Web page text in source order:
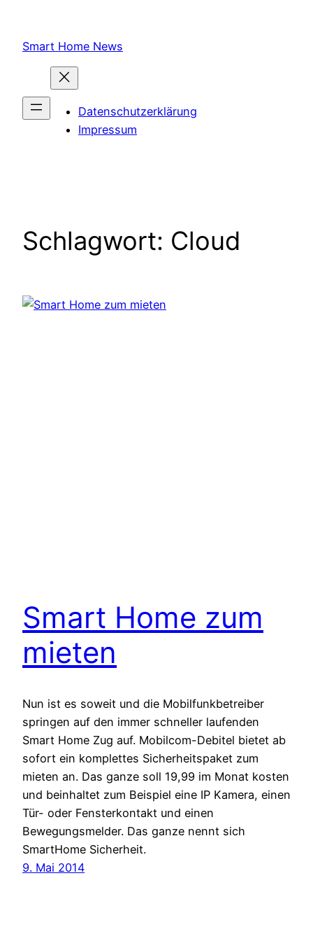
springen
Smart Home News
Datenschutzerklärung
Impressum
Schlagwort: Cloud
Smart Home zum
mieten
Nun ist es soweit und die Mobilfunkbetreiber
springen auf den immer schneller laufenden
Smart Home Zug auf. Mobilcom-Debitel bietet ab
sofort ein komplettes Sicherheitspaket zum
mieten an. Das ganze soll 19,99 im Monat kosten
und beinhaltet zum Beispiel eine IP Kamera, einen
Tür- oder Fensterkontakt und einen
Bewegungsmelder. Das ganze nennt sich
SmartHome Sicherheit.
9. Mai 2014